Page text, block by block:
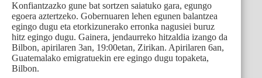
Konfiantzazko gune bat sortzen saiatuko gara, egungo
egoera aztertzeko. Gobernuaren lehen egunen balantzea
egingo dugu eta etorkizunerako erronka nagusiei buruz
hitz egingo dugu. Gainera, jendaurreko hitzaldia izango da
Bilbon, apirilaren 3an, 19:00etan, Zirikan. Apirilaren 6an,
Guatemalako emigratuekin ere egingo dugu topaketa,
Bilbon.